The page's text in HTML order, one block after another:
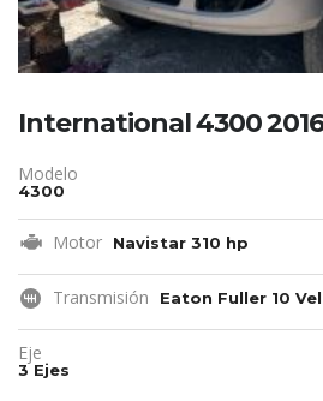
International 4300 2016
Modelo
4300
Motor Navistar 310 hp
Transmisión Eaton Fuller 10 Vel
Eje
3 Ejes